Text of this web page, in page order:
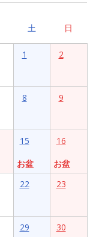
土 日
1 2
8 9
15
お盆
16
お盆
22 23
29 30